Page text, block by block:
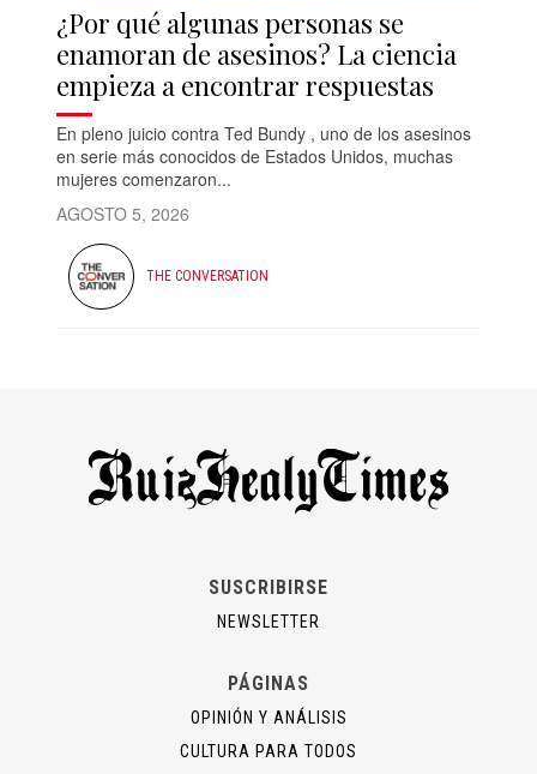
¿Por qué algunas personas se
enamoran de asesinos? La ciencia
empieza a encontrar respuestas
En pleno juicio contra Ted Bundy , uno de los asesinos
en serie más conocidos de Estados Unidos, muchas
mujeres comenzaron...
AGOSTO 5, 2026
THE CONVERSATION
SUSCRIBIRSE
NEWSLETTER
PÁGINAS
OPINIÓN Y ANÁLISIS
CULTURA PARA TODOS